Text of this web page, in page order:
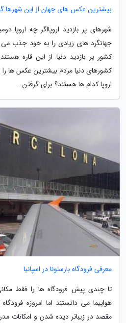
بیشترین عکس های جهان از این شهرها
شهرهای پر بازدید اروپااگر چه اروپا
کشور پر بازدید دنیا از این قاره
کشورهای دنیا مردم بیشترین عکس ها را
اروپا کدام ها هستند؟ برای گرفتن...
معرفی فرودگاه بارسلونا در اسپانیا
تا چندی پیش فرودگاه ها را فقط
هواپیما می دانستند اما امروزه
مقصد در زیباتر دیده شدن و امکانات